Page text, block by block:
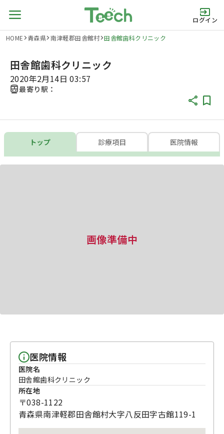
ログイン
HOME 青森県 南津軽郡田舎館村 田舎館歯科クリニック
田舎館歯科クリニック
2020年2月14日 03:57
最寄り駅：
トップ 診療項目 医院情報
画像準備中
医院情報
医院名
田舎館歯科クリニック
所在地
〒038-1122
青森県南津軽郡田舎館村大字八反田字古館119-1